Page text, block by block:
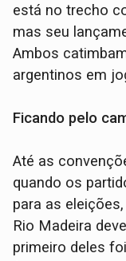
está no trecho
mas seu
Ambos
argentinos em
Ficando pelo
Até as
quando os
para as
Rio Madeira
primeiro deles